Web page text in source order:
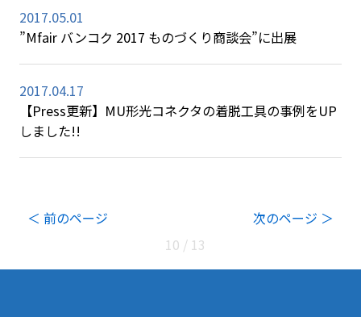
2017.05.01
”Mfair バンコク 2017 ものづくり商談会”に出展
2017.04.17
【Press更新】MU形光コネクタの着脱工具の事例をUP
しました!!
10 / 13